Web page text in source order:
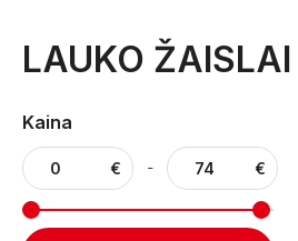
LAUKO ŽAISLAI
Kaina
-